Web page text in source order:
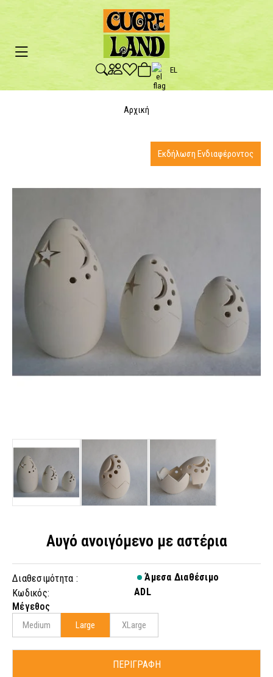
EL
Αρχική
Αυγό ανοιγόμενο με αστέρια
Διαθεσιμότητα :
Άμεσα Διαθέσιμο
Κωδικός:
ADL
Μέγεθος
Medium Large XLarge
ΠΕΡΙΓΡΑΦΗ
Εκδήλωση Ενδιαφέροντος